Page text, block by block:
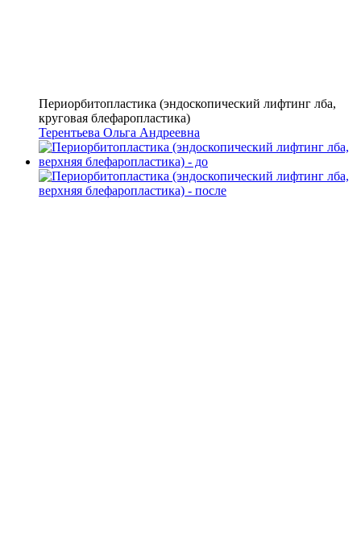
Периорбитопластика (эндоскопический лифтинг лба,
круговая блефаропластика)
Терентьева Ольга Андреевна